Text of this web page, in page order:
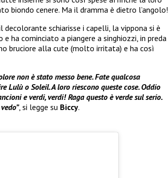
biondo cenere. Ma il dramma è dietro l’angolo!
schiarisse i capelli, la vippona si è
cominciato a piangere a singhiozzi, in preda
bruciore alla cute (molto irritata) e ha così
non è stato messo bene. Fate qualcosa
Lulù o Soleil. A loro riescono queste cose. Oddio
e verdi, verdi! Raga questo è verde sul serio.
, si legge su Biccy.